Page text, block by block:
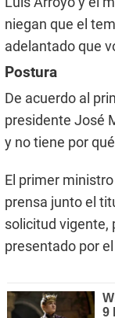
niegan que el
adelantado que
Postura
De acuerdo al
presidente José
y no tiene por
El primer
prensa junto el
solicitud vigente,
presentado por